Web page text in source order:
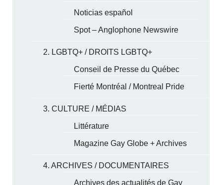
Noticias español
Spot – Anglophone Newswire
2. LGBTQ+ / DROITS LGBTQ+
Conseil de Presse du Québec
Fierté Montréal / Montreal Pride
3. CULTURE / MÉDIAS
Littérature
Magazine Gay Globe + Archives
4. ARCHIVES / DOCUMENTAIRES
Archives des actualités de Gay